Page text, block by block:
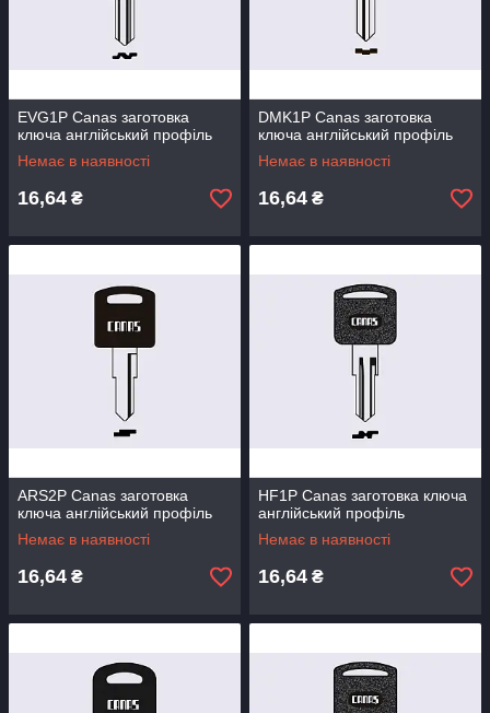
EVG1P Canas заготовка
ключа англійський профіль
Немає в наявності
16,64 ₴
DMK1P Canas заготовка
ключа англійський профіль
Немає в наявності
16,64 ₴
ARS2P Canas заготовка
ключа англійський профіль
Немає в наявності
16,64 ₴
HF1P Canas заготовка ключа
англійський профіль
Немає в наявності
16,64 ₴